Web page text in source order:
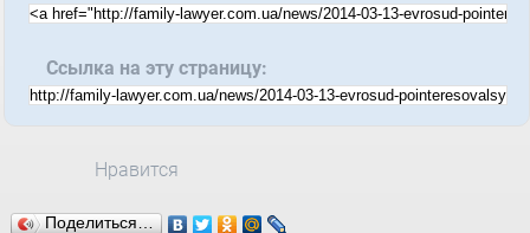
Ссылка на эту страницу:
Нравится
Поделиться…